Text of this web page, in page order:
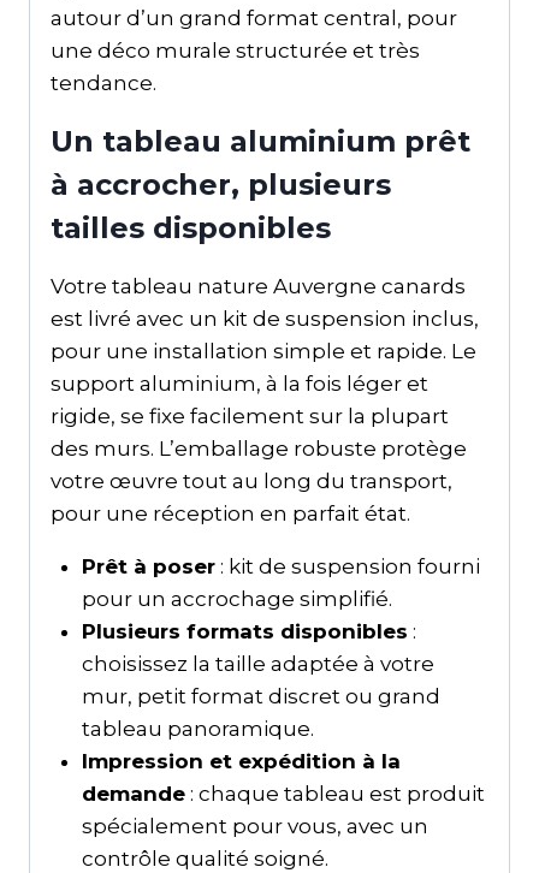
autour d’un grand format central, pour
une déco murale structurée et très
tendance.
Un tableau aluminium prêt
à accrocher, plusieurs
tailles disponibles
Votre tableau nature Auvergne canards
est livré avec un kit de suspension inclus,
pour une installation simple et rapide. Le
support aluminium, à la fois léger et
rigide, se fixe facilement sur la plupart
des murs. L’emballage robuste protège
votre œuvre tout au long du transport,
pour une réception en parfait état.
Prêt à poser: kit de suspension fourni
pour un accrochage simplifié.
Plusieurs formats disponibles :
choisissez la taille adaptée à votre
mur, petit format discret ou grand
tableau panoramique.
Impression et expédition à la
demande: chaque tableau est produit
spécialement pour vous, avec un
contrôle qualité soigné.